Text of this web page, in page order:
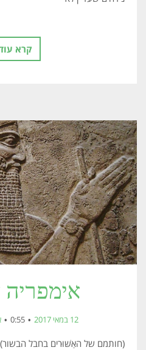
קרא
12 במאי 2017 0:55
(חותמם של האַשּׁוּרים בחבל